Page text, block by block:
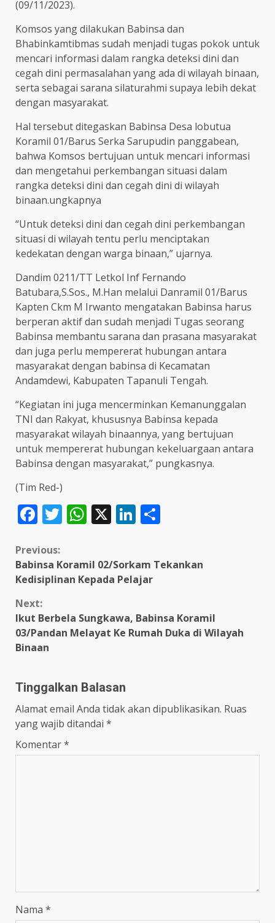
(09/11/2023).
Komsos yang dilakukan Babinsa dan
Bhabinkamtibmas sudah menjadi tugas pokok untuk
mencari informasi dalam rangka deteksi dini dan
cegah dini permasalahan yang ada di wilayah binaan,
serta sebagai sarana silaturahmi supaya lebih dekat
dengan masyarakat.
Hal tersebut ditegaskan Babinsa Desa lobutua
Koramil 01/Barus Serka Sarupudin panggabean,
bahwa Komsos bertujuan untuk mencari informasi
dan mengetahui perkembangan situasi dalam
rangka deteksi dini dan cegah dini di wilayah
binaan.ungkapnya
“Untuk deteksi dini dan cegah dini perkembangan
situasi di wilayah tentu perlu menciptakan
kedekatan dengan warga binaan,” ujarnya.
Dandim 0211/TT Letkol Inf Fernando
Batubara,S.Sos., M.Han melalui Danramil 01/Barus
Kapten Ckm M Irwanto mengatakan Babinsa harus
berperan aktif dan sudah menjadi Tugas seorang
Babinsa membantu sarana dan prasana masyarakat
dan juga perlu mempererat hubungan antara
masyarakat dengan babinsa di Kecamatan
Andamdewi, Kabupaten Tapanuli Tengah.
“Kegiatan ini juga mencerminkan Kemanunggalan
TNI dan Rakyat, khususnya Babinsa kepada
masyarakat wilayah binaannya, yang bertujuan
untuk mempererat hubungan kekeluargaan antara
Babinsa dengan masyarakat,” pungkasnya.
(Tim Red-)
Facebook
Twitter
WhatsApp
X LinkedIn
Continue
Reading
Previous:
Babinsa Koramil 02/Sorkam Tekankan
Kedisiplinan Kepada Pelajar
Next:
Ikut Berbela Sungkawa, Babinsa Koramil
03/Pandan Melayat Ke Rumah Duka di Wilayah
Binaan
Tinggalkan Balasan
Alamat email Anda tidak akan dipublikasikan. Ruas
yang wajib ditandai *
Komentar*
Nama *